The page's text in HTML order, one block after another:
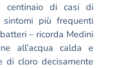
centinaio di casi di
più frequenti
– ricorda Medini
all’acqua calda e
cloro decisamente